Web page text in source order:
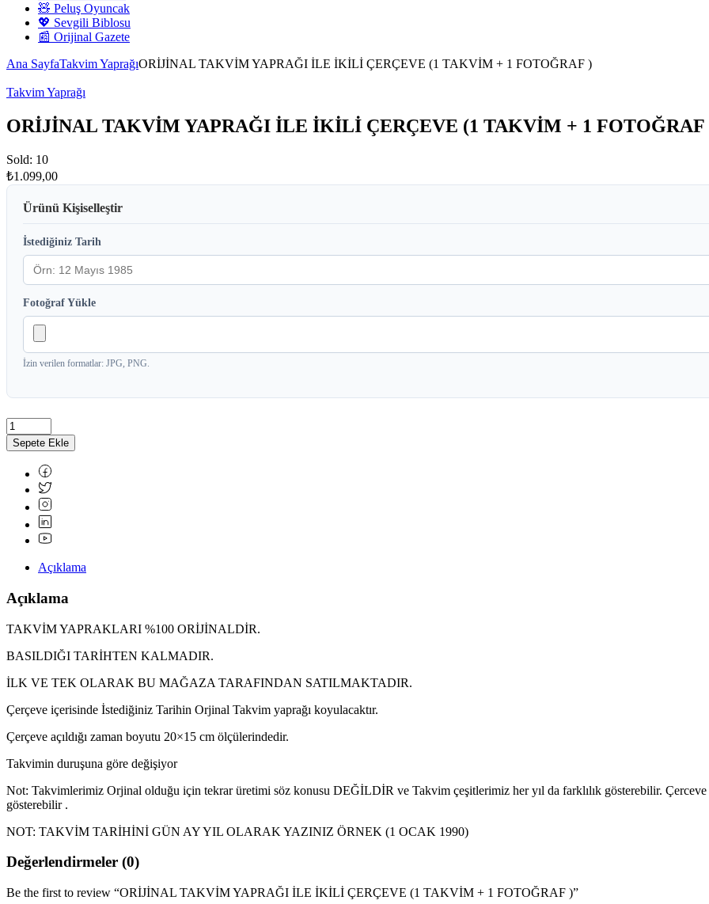
🧸 Peluş Oyuncak
💖 Sevgili Biblosu
📰 Orijinal Gazete
Ana SayfaTakvim YaprağıORİJİNAL TAKVİM YAPRAĞI İLE İKİLİ ÇERÇEVE (1 TAKVİM + 1 FOTOĞRAF )
Takvim Yaprağı
ORİJİNAL TAKVİM YAPRAĞI İLE İKİLİ ÇERÇEVE (1 TAKVİM + 1 FOTOĞRAF
Sold: 10
₺1.099,00
Ürünü Kişiselleştir
İstediğiniz Tarih
Fotoğraf Yükle
İzin verilen formatlar: JPG, PNG.
Sepete Ekle
Açıklama
Açıklama
TAKVİM YAPRAKLARI %100 ORİJİNALDİR.
BASILDIĞI TARİHTEN KALMADIR.
İLK VE TEK OLARAK BU MAĞAZA TARAFINDAN SATILMAKTADIR.
Çerçeve içerisinde İstediğiniz Tarihin Orjinal Takvim yaprağı koyulacaktır.
Çerçeve açıldığı zaman boyutu 20×15 cm ölçülerindedir.
Takvimin duruşuna göre değişiyor
Not: Takvimlerimiz Orjinal olduğu için tekrar üretimi söz konusu DEĞİLDİR ve Takvim çeşitlerimiz her yıl da farklılık gösterebilir.
gösterebilir .
NOT: TAKVİM TARİHİNİ GÜN AY YIL OLARAK YAZINIZ ÖRNEK (1 OCAK 1990)
Değerlendirmeler (0)
Be the first to review “ORİJİNAL TAKVİM YAPRAĞI İLE İKİLİ ÇERÇEVE (1 TAKVİM + 1 FOTOĞRAF )”